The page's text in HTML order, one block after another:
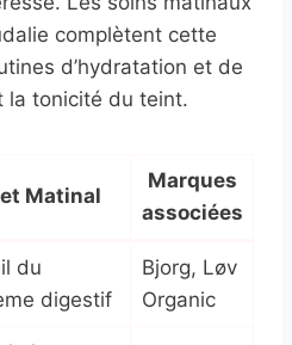
complètent cette
d’hydratation et de
la tonicité du teint.
Matinal
Marques
associées
du
digestif
Bjorg, Løv
Organic